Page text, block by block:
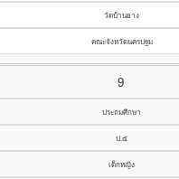
วัดบ้านยาง
คณะจังหวัดนครปฐม
9
ประถมศึกษา
ป.๕
เด็กหญิง